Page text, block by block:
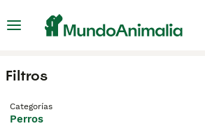
Filtros
Categorías
Perros